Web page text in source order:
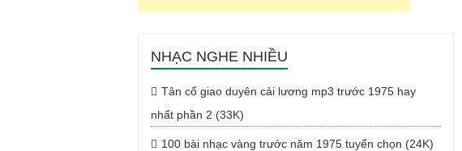
NHẠC NGHE NHIỀU
Tân cổ giao duyên cải lương mp3 trước 1975 hay
nhất phần 2 (33K)
100 bài nhạc vàng trước năm 1975 tuyển chọn (24K)